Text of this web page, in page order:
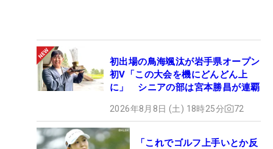
初出場の鳥海颯汰が岩手県オープン
初V「この大会を機にどんどん上
に」 シニアの部は宮本勝昌が連覇
2026年8月8日 (土) 18時25分 72
「これでゴルフ上手いとか反